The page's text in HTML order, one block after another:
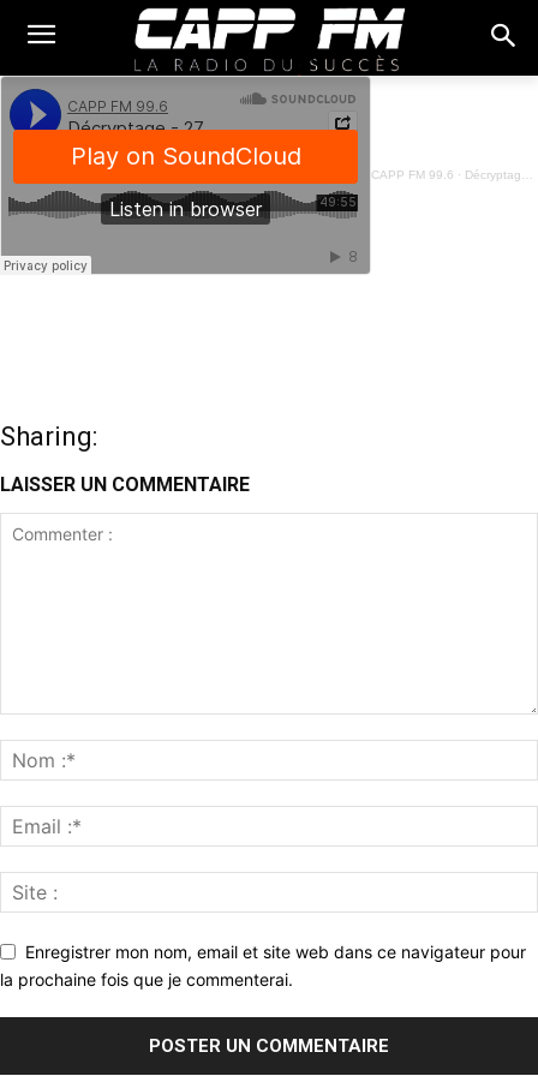
CAPP FM 99.6 · Décryptage - 27 Juin 2025
Sharing:
LAISSER UN COMMENTAIRE
Enregistrer mon nom, email et site web dans ce navigateur pour
la prochaine fois que je commenterai.